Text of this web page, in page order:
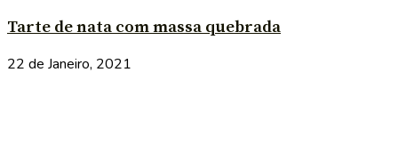
Tarte de nata com massa quebrada
22 de Janeiro, 2021